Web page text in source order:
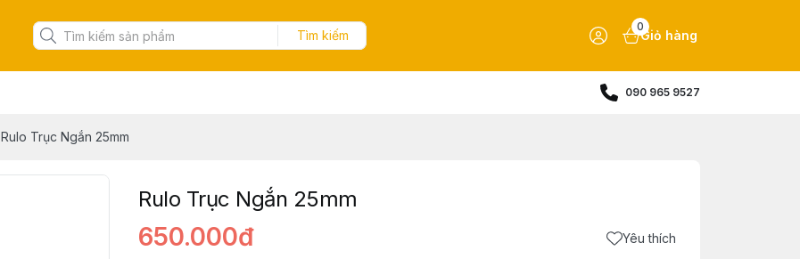
Tìm kiếm
0
Giỏ hàng
090 965 9527
Rulo Trục Ngắn 25mm
Rulo Trục Ngắn 25mm
650.000đ Yêu thích